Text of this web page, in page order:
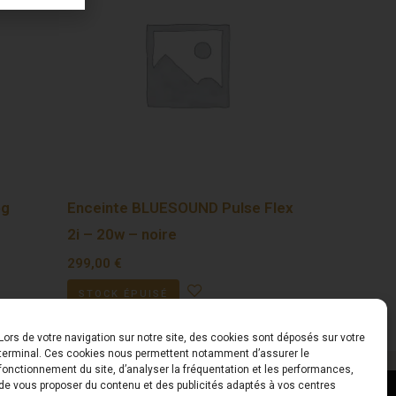
de votre navigation sur notre site, des cookies sont déposés sur votre
Ces cookies nous permettent notamment d’assurer le
du site, d’analyser la fréquentation et les performances,
vous proposer du contenu et des publicités adaptés à vos centres
Enceinte BLUESOUND Pulse Flex
2i – 20w – noire
299,00 €
STOCK ÉPUISÉ